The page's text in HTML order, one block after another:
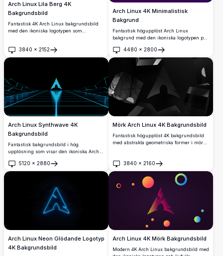
Arch Linux Lila Berg 4K
Bakgrundsbild
Fantastisk 4K Arch Linux bakgrundsbild
med den ikoniska logotypen som
design med flytande organisk terräng och
atmosfäriskt djup, perfekt för skrivbords-
3840 × 2152
Öppna
Arch Linux 4K Minimalistisk
Bakgrund
Fantastisk högupplöst Arch Linux
bakgrund med den ikoniska logotypen på
för skrivbordsanpassning med ren,
minimalistisk design som visar den
särskiljande Arch-brandingen i skarp 4K-
kvalitet.
4480 × 2800
Öppna
Arch Linux Synthwave 4K
Bakgrundsbild
Fantastisk bakgrundsbild i hög
upplösning som visar den ikoniska Arch
estetik. En silhuettfigur står framför
geometriska neonrutnät och glödande
perfekt fusion av retro-futuristisk design
och open-source-datorkultur.
5120 × 2880
Öppna
Mörk Arch Linux 4K Bakgrundsbild
Fantastisk högupplöst 4K bakgrundsbild
med abstrakta geometriska former i mörka
minimalistisk, modern
skrivbordsbakgrund med sofistikerade
svarta och gråa designelement som
kompletterar vilken mörk temainställning
3840 × 2160
Öppna
Arch Linux Neon Glödande Logotyp
4K Bakgrundsbild
Arch Linux 4K Mörk Bakgrundsbild
Modern 4K Arch Linux bakgrundsbild med